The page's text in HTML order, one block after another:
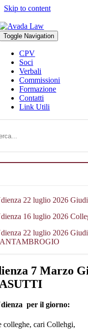
Skip to content
Toggle Navigation
CPV
Soci
Verbali
Commissioni
Formazione
Contatti
Link Utili
22 luglio 2026
16 luglio 2026
22 luglio 2026
7 Marzo
per il giorno:
colleghe, cari Collehgi,